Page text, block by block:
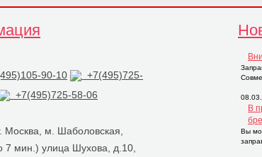
В
Вы
90-10
+7(495)725-
+7(495)725-58-06
Москва, м. Шаболовская,
7 мин.) улица Шухова, д.10,